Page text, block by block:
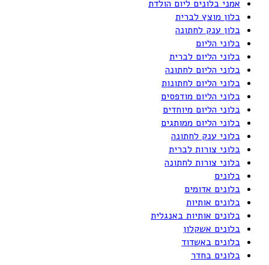
אמני בלונים ליום הולדת
בלון מוצץ לברית
בלון ענק לחתונה
בלוני הליום
בלוני הליום לברית
בלוני הליום לחתונה
בלוני הליום לחתונות
בלוני הליום מודפסים
בלוני הליום מיוחדים
בלוני הליום ממותגים
בלוני ענק לחתונה
בלוני צורות לברית
בלוני צורות לחתונה
בלונים
בלונים אדומים
בלונים אותיות
בלונים אותיות באנגלית
בלונים אשקלון
בלונים באשדוד
בלונים בחדר